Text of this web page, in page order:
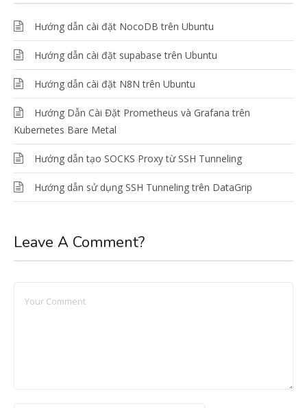
Hướng dẫn cài đặt NocoDB trên Ubuntu
Hướng dẫn cài đặt supabase trên Ubuntu
Hướng dẫn cài đặt N8N trên Ubuntu
Hướng Dẫn Cài Đặt Prometheus và Grafana trên
Kubernetes Bare Metal
Hướng dẫn tạo SOCKS Proxy từ SSH Tunneling
Hướng dẫn sử dụng SSH Tunneling trên DataGrip
Leave A Comment?